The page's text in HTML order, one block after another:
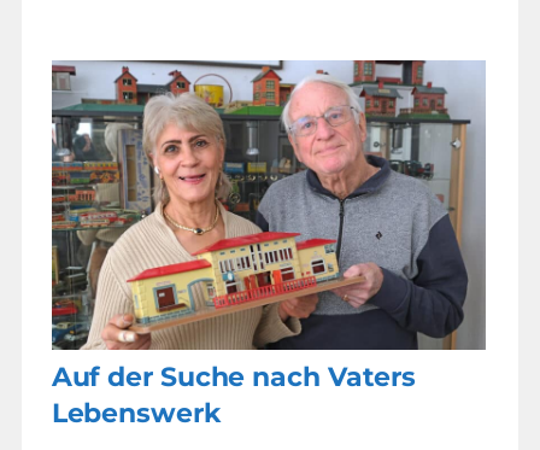
Auf der Suche nach Vaters
Lebenswerk